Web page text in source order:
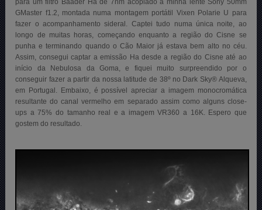
para um filtro Baader Ha de 7nm acoplado à minha lente Sony 50mm
GMaster f1.2, montada numa montagem portátil Vixen Polarie U para
fazer o acompanhamento sideral. Captei tudo numa única noite, ao
longo de muitas horas, começando enquanto a região do Cisne se
punha e terminando quando o Cão Maior já estava bem alto no céu.
Assim, consegui captar a emissão Ha desde a região do Cisne até ao
início da Nebulosa da Goma, e fiquei muito surpreendido por o
conseguir fazer a partir da nossa latitude de 38º no Dark Sky® Alqueva,
em Portugal. Embaixo, é possível apreciar a imagem monocromática
resultante do canal vermelho em separado assim como alguns close-
ups a 75% do tamanho real e a imagem VR360 a 16K. Espero que
gostem do resultado.